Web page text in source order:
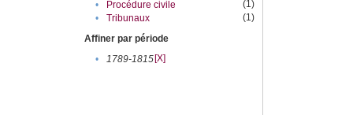
•
Procédure civile
(1)
•
Tribunaux
(1)
Affiner par période
•
1789-1815[X]